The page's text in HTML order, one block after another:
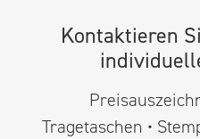
Kontaktieren
Tragetaschen •